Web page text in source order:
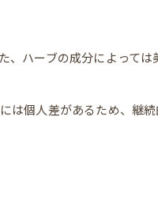
、ハーブの成分によっては
は個人差があるため、継